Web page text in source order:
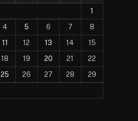
1
4 5 6 7
8
11 12 13 14
15
18 19 20 21
22
25 26 27 28
29